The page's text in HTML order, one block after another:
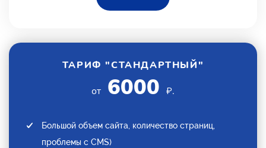
ТАРИФ "СТАНДАРТНЫЙ"
от 6000 ₽.
Большой объем сайта, количество страниц,
проблемы с CMS)